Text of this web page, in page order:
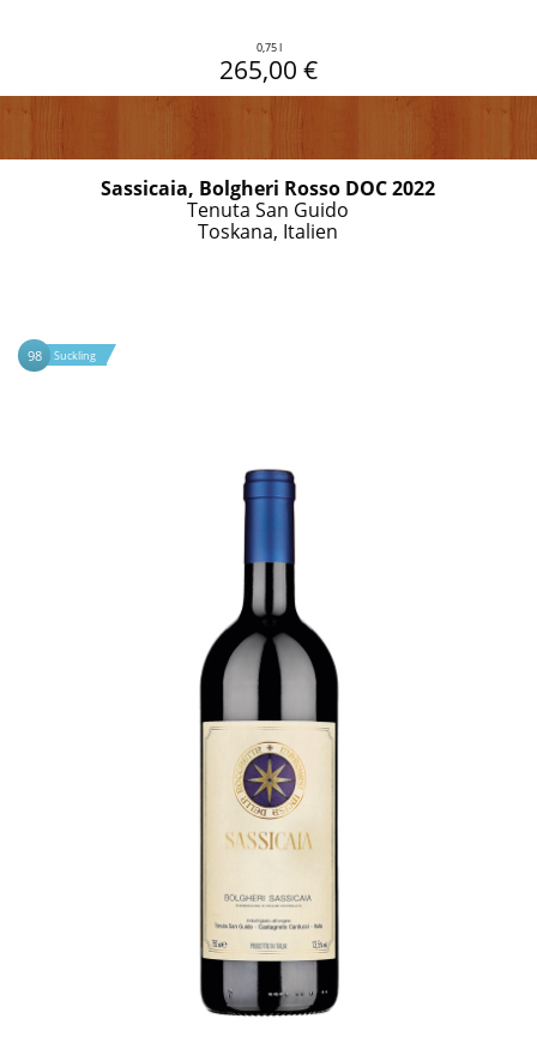
0,75 l
265,00 €
Sassicaia, Bolgheri Rosso DOC 2022
Tenuta San Guido
Toskana, Italien
98 Suckling